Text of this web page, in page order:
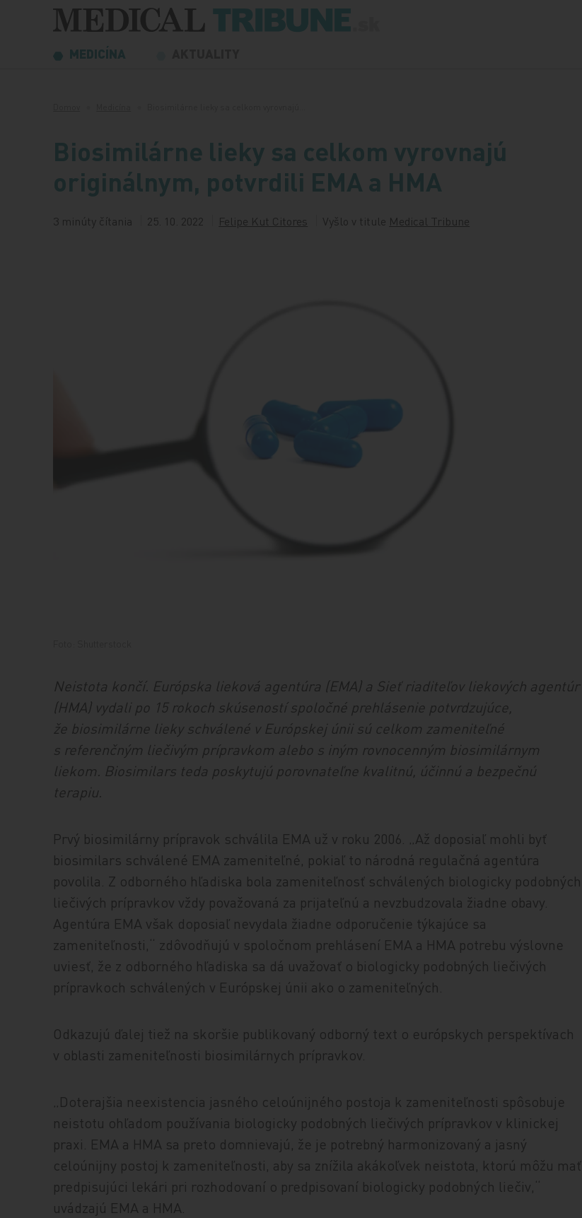
Preskočiť na obsah
MEDICÍNA
Biosimilárne lieky sa celkom vyrovnajú
originálnym, potvrdili EMA a HMA
3 minúty čítania 25. 10. 2022 Felipe Kut Citores Vyšlo v titule Medical Tribune
Neistota končí. Európska lieková agentúra (EMA) a Sieť riaditeľov liekových agentúr
(HMA) vydali po 15 rokoch skúseností spoločné prehlásenie potvrdzujúce,
že biosimilárne lieky schválené v Európskej únii sú celkom zameniteľné
s referenčným liečivým prípravkom alebo s iným rovnocenným biosimilárnym
liekom. Biosimilars teda poskytujú porovnateľne kvalitnú, účinnú a bezpečnú
terapiu.
Prvý biosimilárny prípravok schválila EMA už v roku 2006. „Až doposiaľ mohli byť
biosimilars schválené EMA zameniteľné, pokiaľ to národná regulačná agentúra
povolila. Z odborného hľadiska bola zameniteľnosť schválených biologicky podobných
liečivých prípravkov vždy považovaná za prijateľnú a nevzbudzovala žiadne obavy.
Agentúra EMA však doposiaľ nevydala žiadne odporučenie týkajúce sa
zameniteľnosti,“ zdôvodňujú v spoločnom prehlásení EMA a HMA potrebu výslovne
uviesť, že z odborného hľadiska sa dá uvažovať o biologicky podobných liečivých
prípravkoch schválených v Európskej únii ako o zameniteľných.
Odkazujú ďalej tiež na skoršie publikovaný odborný text o európskych perspektívach
v oblasti zameniteľnosti biosimilárnych prípravkov.
„Doterajšia neexistencia jasného celoúnijného postoja k zameniteľnosti spôsobuje
neistotu ohľadom používania biologicky podobných liečivých prípravkov v klinickej
praxi. EMA a HMA sa preto domnievajú, že je potrebný harmonizovaný a jasný
celoúnijny postoj k zameniteľnosti, aby sa znížila akákoľvek neistota, ktorú môžu mať
predpisujúci lekári pri rozhodovaní o predpisovaní biologicky podobných liečiv,“
uvádzajú EMA a HMA.